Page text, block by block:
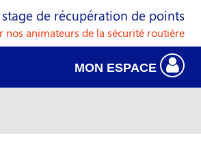
de récupération de points
nos animateurs de la sécurité routière
MON ESPACE